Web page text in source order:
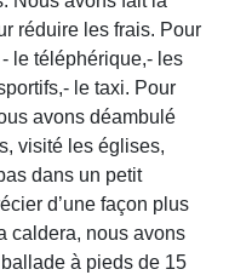
réduire les frais. Pour
le téléphérique,- les
le taxi. Pour
avons déambulé
visité les églises,
dans un petit
d’une façon plus
caldera, nous avons
à pieds de 15